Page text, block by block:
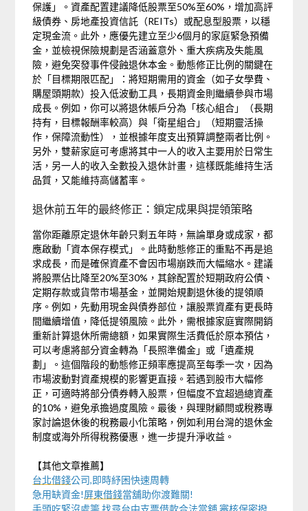
保護」。資產配置建議降低股票至50%至60%，增加高評
級債券、房地產投資信託（REITs）或配息型股票，以穩
定現金流。此外，應優先建立至少6個月的家庭緊急預備
金，並檢視保險規劃是否涵蓋意外、重大疾病及失能風
險，避免突發事件侵蝕退休本金。動態修正比例的關鍵在
於「目標期限匹配」：將短期需用的資金（如子女學費、
購屋頭期款）投入低波動工具，長期資金則繼續參與市場
成長。例如，你可以將退休帳戶分為「核心組合」（長期
持有，目標報酬率較高）與「衛星組合」（短期靈活操
作，保障流動性），並根據年度支出預算調整兩者比例。
另外，雙薪家庭可考慮將其中一人的收入主要用於日常生
活，另一人的收入全數投入退休計畫，這樣既能維持生活
品質，又能維持高儲蓄率。
退休前五年的最終修正：鎖定成果與提領策略
當你距離原定退休年齡只剩五年時，無論單身或成家，都
應啟動「資本保存模式」。此時動態修正的重點不再是追
求成長，而是確保資產不會因市場崩跌而大幅縮水。建議
將股票佔比降至20%至30%，其餘配置於短期政府公債、
定期存款或貨幣市場基金，並開始規劃退休後的提領順
序。例如，先動用現金與債券部位，讓股票資產有更長時
間繼續增值，降低提領風險。此外，需根據家庭實際開銷
重新計算退休所需總額，如果實際生活費低於原本預估，
可以考慮將部分資金轉為「長照準備金」或「遺產規
劃」。這個階段的動態修正頻率應提高至每季一次，因為
市場波動對資產規模的影響更直接。若遇到股市大幅修
正，可適時將部分債券轉入股票，但幅度不宜超過總資產
的10%，避免承擔過度風險。最後，與理財顧問或稅務專
家討論退休後的稅務最小化策略，例如利用台灣的退休金
制度或海外所得稅務優惠，進一步提升淨收益。
【其他文章推薦】
台北借錢公司,即時紓困快速周轉
急用缺資金!屏東借錢當舖助你渡難關!
手頭吃緊沒處籌,找尋台中支票借款合法當舖,審核保密撥